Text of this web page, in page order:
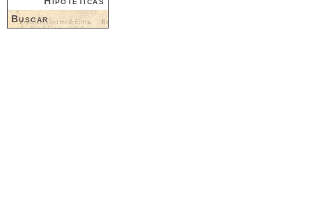
Buscar